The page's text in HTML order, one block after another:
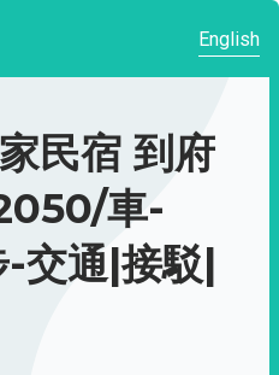
English
民宿 到府
車-
交通|接駁|